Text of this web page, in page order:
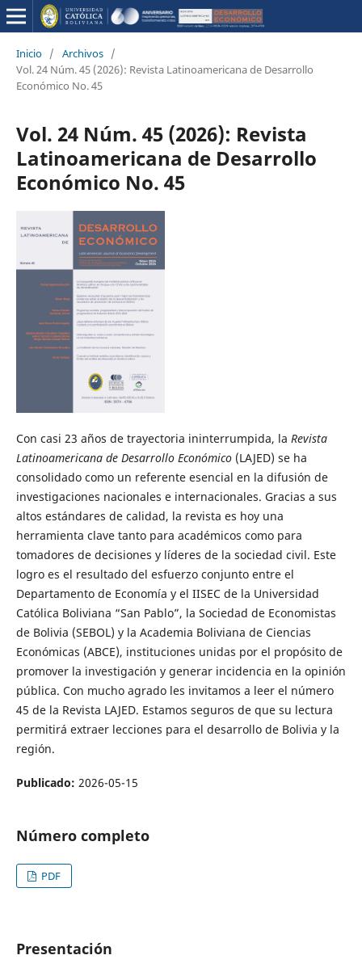
Inicio / Archivos /
Vol. 24 Núm. 45 (2026): Revista Latinoamericana de Desarrollo
Económico No. 45
Vol. 24 Núm. 45 (2026): Revista
Latinoamericana de Desarrollo
Económico No. 45
Con casi 23 años de trayectoria ininterrumpida, la Revista
Latinoamericana de Desarrollo Económico(LAJED) se ha
consolidado como un referente esencial en la difusión de
investigaciones nacionales e internacionales. Gracias a sus
altos estándares de calidad, la revista es hoy una
herramienta clave tanto para académicos como para
tomadores de decisiones y líderes de la sociedad civil. Este
logro es el resultado del esfuerzo conjunto entre el
Departamento de Economía y el IISEC de la Universidad
Católica Boliviana “San Pablo”, la Sociedad de Economistas
de Bolivia (SEBOL) y la Academia Boliviana de Ciencias
Económicas (ABCE), instituciones unidas por el propósito de
promover la investigación y generar incidencia en la opinión
pública. Con mucho agrado les invitamos a leer el número
45 de la Revista LAJED. Estamos seguros de que su lectura
permitirá extraer lecciones para el desarrollo de Bolivia y la
región.
Publicado: 2026-05-15
Número completo
PDF
Presentación